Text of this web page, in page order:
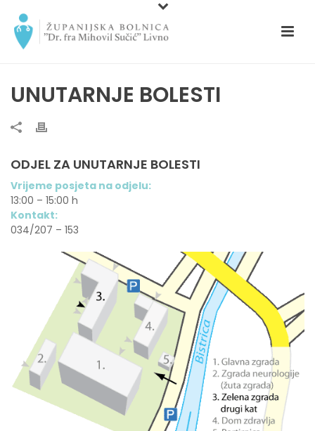
UNUTARNJE BOLESTI
ODJEL ZA UNUTARNJE BOLESTI
Vrijeme posjeta na odjelu:
13:00 – 15:00 h
Kontakt:
034/207 – 153